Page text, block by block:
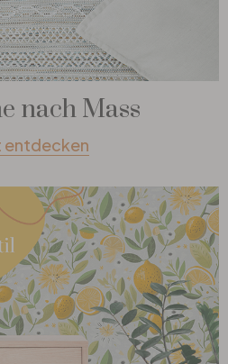
nach Mass
entdecken